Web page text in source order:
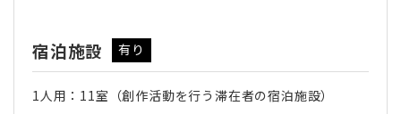
宿泊施設 有り
1人用：11室（創作活動を行う滞在者の宿泊施設）